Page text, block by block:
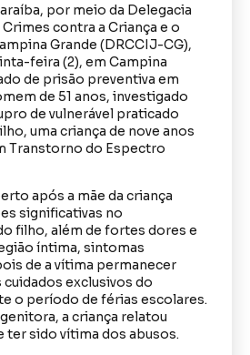
por meio da Delegacia
contra a Criança e o
Grande (DRCCIJ-CG),
feira (2), em Campina
de prisão preventiva em
de 51 anos, investigado
de vulnerável praticado
uma criança de nove anos
Transtorno do Espectro
após a mãe da criança
significativas no
filho, além de fortes dores e
íntima, sintomas
de a vítima permanecer
cuidados exclusivos do
o período de férias escolares.
a criança relatou
sido vítima dos abusos.